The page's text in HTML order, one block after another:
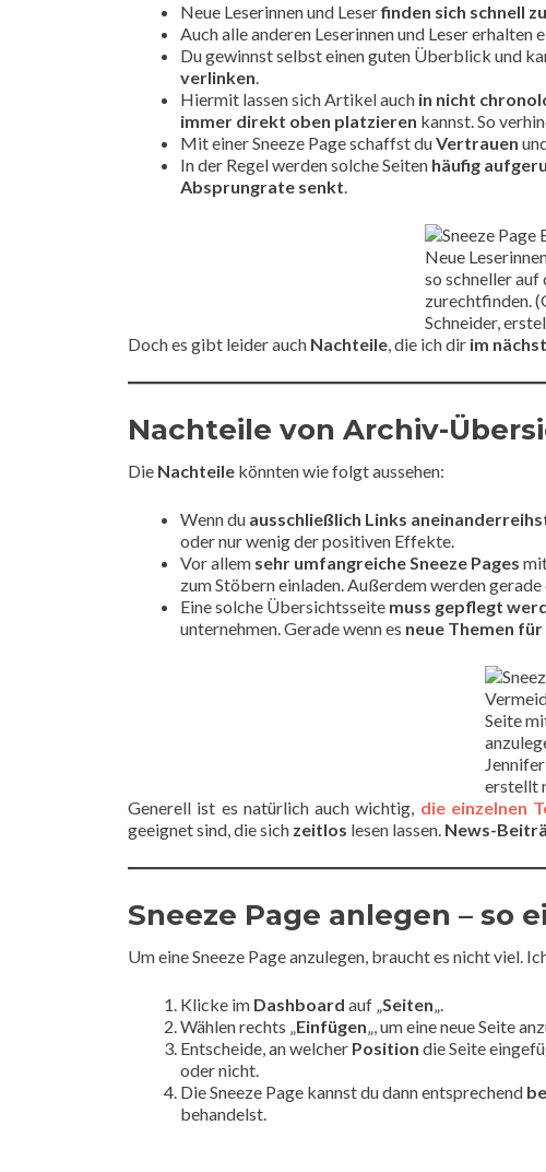
Neue Leserinnen und Leserfinden sich schnell
Auch alle anderen Leserinnen und Leser erhalten
Du gewinnst selbst einen guten Überblick und
verlinken.
Hiermit lassen sich Artikel auch in nicht
immer direkt oben platzieren kannst. So
Mit einer Sneeze Page schaffst duVertrauen
In der Regel werden solche Seiten häufig
Absprungrate senkt.
Neue
so schneller auf
zurechtfinden.
Schneider,
Doch es gibt leider auch Nachteile, die ich dir im
Nachteile von Archiv-
Die Nachteile könnten wie folgt aussehen:
Wenn du ausschließlich Links
oder nur wenig der positiven Effekte.
Vor allem sehr umfangreiche Sneeze Pages
zum Stöbern einladen. Außerdem werden
Eine solche Übersichtsseite muss gepflegt
unternehmen. Gerade wenn es neue Themen
Seite
erstellt
Generell ist es natürlich auch wichtig, die einzelnen
geeignet sind, die sich zeitlos lesen lassen. News-
Sneeze Page anlegen – so
Um eine Sneeze Page anzulegen, braucht es nicht viel.
Klicke im Dashboard auf „Seiten„.
Wählen rechts „Einfügen„, um eine neue Seite
Entscheide, an welcher Position die Seite
oder nicht.
Die Sneeze Page kannst du dann entsprechend
behandelst.